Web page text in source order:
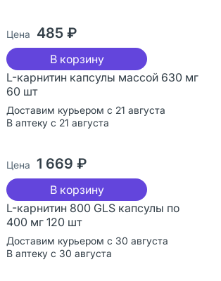
Цена 485 ₽
В корзину
L-карнитин капсулы массой 630 мг
60 шт
Доставим курьером с 21 августа
В аптеку с 21 августа
Цена 1 669 ₽
В корзину
L-карнитин 800 GLS капсулы по
400 мг 120 шт
Доставим курьером с 30 августа
В аптеку с 30 августа